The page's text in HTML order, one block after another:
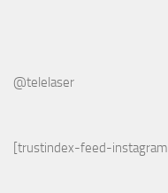
@telelaser
[trustindex-feed-instagram]